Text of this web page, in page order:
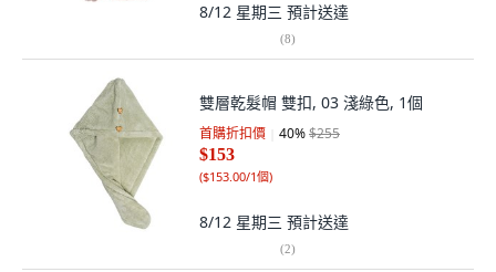
8/12 星期三 預計送達
(8)
雙層乾髮帽 雙扣, 03 淺綠色, 1個
首購折扣價 40%$255
$153
($153.00/1個)
8/12 星期三 預計送達
(2)